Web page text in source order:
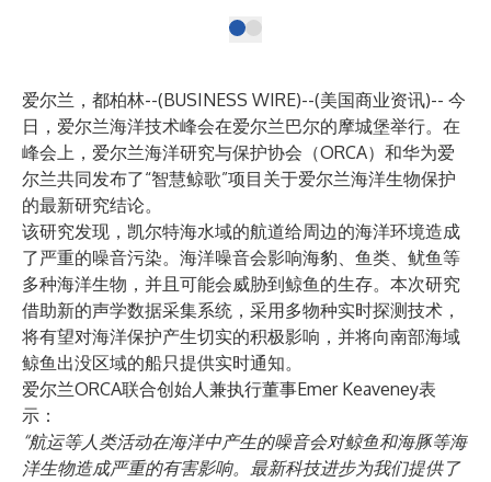
爱尔兰，都柏林--(BUSINESS WIRE)--(美国商业资讯)-- 今
日，爱尔兰海洋技术峰会在爱尔兰巴尔的摩城堡举行。在
峰会上，爱尔兰海洋研究与保护协会（ORCA）和华为爱
尔兰共同发布了“智慧鲸歌”项目关于爱尔兰海洋生物保护
的最新研究结论。
该研究发现，凯尔特海水域的航道给周边的海洋环境造成
了严重的噪音污染。海洋噪音会影响海豹、鱼类、鱿鱼等
多种海洋生物，并且可能会威胁到鲸鱼的生存。本次研究
借助新的声学数据采集系统，采用多物种实时探测技术，
将有望对海洋保护产生切实的积极影响，并将向南部海域
鲸鱼出没区域的船只提供实时通知。
爱尔兰ORCA联合创始人兼执行董事Emer Keaveney表
示：
“航运等人类活动在海洋中产生的噪音会对鲸鱼和海豚等海
洋生物造成严重的有害影响。最新科技进步为我们提供了